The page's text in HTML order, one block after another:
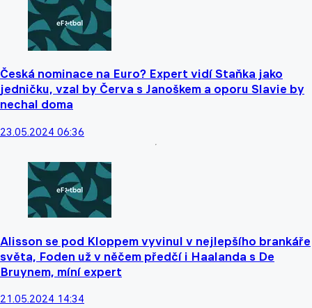
Česká nominace na Euro? Expert vidí Staňka jako
jedničku, vzal by Červa s Janoškem a oporu Slavie by
nechal doma
23.05.2024 06:36
Alisson se pod Kloppem vyvinul v nejlepšího brankáře
světa, Foden už v něčem předčí i Haalanda s De
Bruynem, míní expert
21.05.2024 14:34